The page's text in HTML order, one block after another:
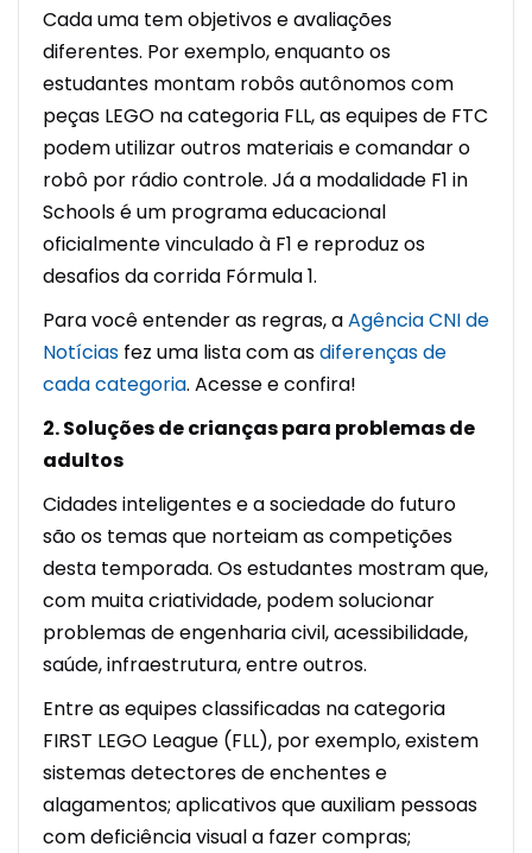
Cada uma tem objetivos e avaliações
diferentes. Por exemplo, enquanto os
estudantes montam robôs autônomos com
peças LEGO na categoria FLL, as equipes de FTC
podem utilizar outros materiais e comandar o
robô por rádio controle. Já a modalidade F1 in
Schools é um programa educacional
oficialmente vinculado à F1 e reproduz os
desafios da corrida Fórmula 1.
Para você entender as regras, aAgência CNI de
Notícias fez uma lista com asdiferenças de
cada categoria. Acesse e confira!
2. Soluções de crianças para problemas de
adultos
Cidades inteligentes e a sociedade do futuro
são os temas que norteiam as competições
desta temporada. Os estudantes mostram que,
com muita criatividade, podem solucionar
problemas de engenharia civil, acessibilidade,
saúde, infraestrutura, entre outros.
Entre as equipes classificadas na categoria
FIRST LEGO League (FLL), por exemplo, existem
sistemas detectores de enchentes e
alagamentos; aplicativos que auxiliam pessoas
com deficiência visual a fazer compras;